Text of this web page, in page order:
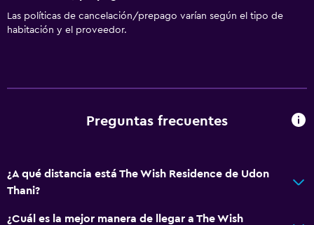
Las políticas de cancelación/prepago varían según el tipo de
habitación y el proveedor.
Preguntas frecuentes
¿A qué distancia está The Wish Residence de Udon
Thani?
¿Cuál es la mejor manera de llegar a The Wish